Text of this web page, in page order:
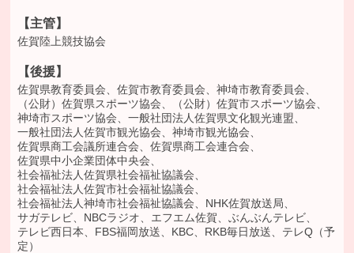
【主管】
佐賀陸上競技協会
【後援】
佐賀県教育委員会、佐賀市教育委員会、神埼市教育委員会、
（公財）佐賀県スポーツ協会、
（公財）佐賀市スポーツ協会、
神埼市スポーツ協会、一般社団法人佐賀県文化観光連盟、
一般社団法人佐賀市観光協会、神埼市観光協会、
佐賀県商工会議所連合会、佐賀県商工会連合会、
佐賀県中小企業団体中央会、
社会福祉法人佐賀県社会福祉協議会、
社会福祉法人佐賀市社会福祉協議会、
社会福祉法人神埼市社会福祉協議会、 NHK佐賀放送局、
サガテレビ、 NBCラジオ、 エフエム佐賀、ぶんぶんテレビ、
テレビ西日本、 FBS福岡放送、 KBC、 RKB毎日放送、 テレQ （予
定）